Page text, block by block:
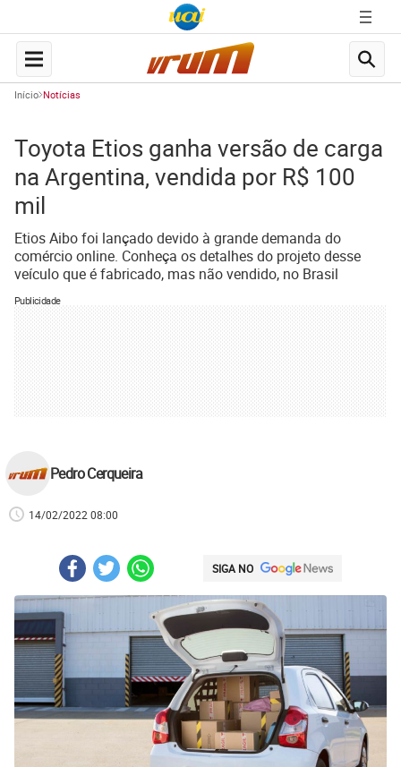
Início Notícias
Toyota Etios ganha versão de carga
na Argentina, vendida por R$ 100
mil
Etios Aibo foi lançado devido à grande demanda do
comércio online. Conheça os detalhes do projeto desse
veículo que é fabricado, mas não vendido, no Brasil
Publicidade
Pedro Cerqueira
14/02/2022 08:00
SIGA NO